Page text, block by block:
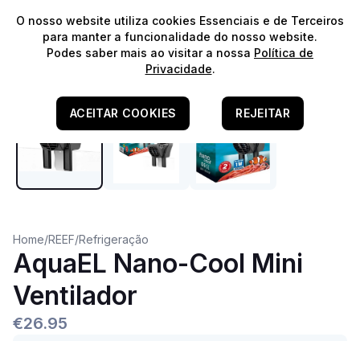
⭐️ Envios Gratuitos para encomendas acima de 60€!*⭐️
Home/REEF/Refrigeração
AquaEL Nano-Cool Mini
Ventilador
€26.95
O nosso website utiliza cookies Essenciais e de Terceiros
para manter a funcionalidade do nosso website.
Podes saber mais ao visitar a nossa Política de
Privacidade.
ACEITAR COOKIES REJEITAR